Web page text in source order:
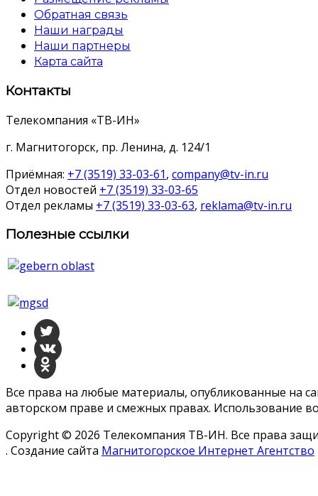
Обратная связь
Наши награды
Наши партнеры
Карта сайта
Контакты
Телекомпания «ТВ-ИН»
г. Магнитогорск, пр. Ленина, д. 124/1
Приёмная: +7 (3519) 33-03-61, company@tv-in.ru
Отдел новостей +7 (3519) 33-03-65
Отдел рекламы +7 (3519) 33-03-63, reklama@tv-in.ru
Полезные ссылки
Все права на любые материалы, опубликованные на
авторском праве и смежных правах. Использование
Copyright © 2026 Телекомпания ТВ-ИН. Все права
. Создание сайта Магнитогорское Интернет Агентство